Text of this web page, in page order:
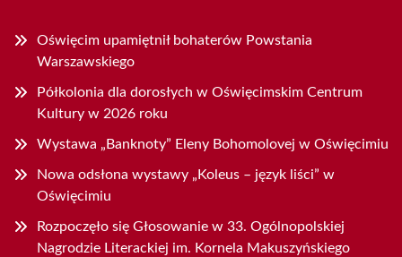
Oświęcim upamiętnił bohaterów Powstania
Warszawskiego
Półkolonia dla dorosłych w Oświęcimskim Centrum
Kultury w 2026 roku
Wystawa „Banknoty” Eleny Bohomolovej w Oświęcimiu
Nowa odsłona wystawy „Koleus – język liści” w
Oświęcimiu
Rozpoczęło się Głosowanie w 33. Ogólnopolskiej
Nagrodzie Literackiej im. Kornela Makuszyńskiego